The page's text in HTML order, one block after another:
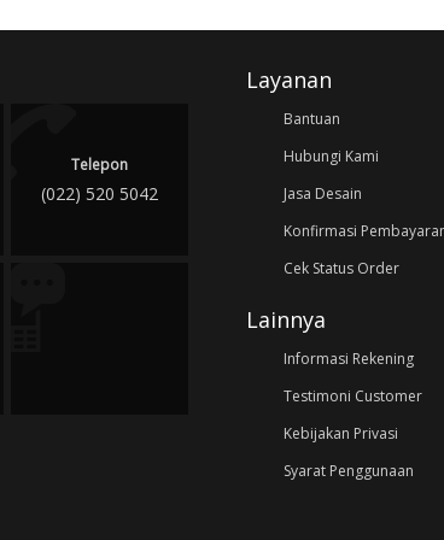
Telepon
(022) 520 5042
Layanan
Bantuan
Hubungi Kami
Jasa Desain
Konfirmasi
Cek Status Order
Lainnya
Informasi Rekening
Testimoni Customer
Kebijakan Privasi
Syarat Penggunaan